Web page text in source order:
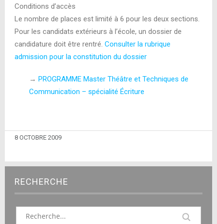
Conditions d’accès
Le nombre de places est limité à 6 pour les deux sections.
Pour les candidats extérieurs à l’école, un dossier de
candidature doit être rentré. Consulter la rubrique
admission pour la constitution du dossier
→ PROGRAMME Master Théâtre et Techniques de
Communication – spécialité Écriture
8 OCTOBRE 2009
RECHERCHE